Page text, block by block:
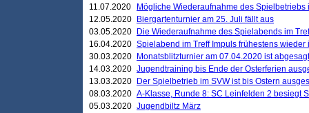
11.07.2020
Mögliche Wiederaufnahme des Spielbetriebs
12.05.2020
Biergartenturnier am 25. Juli fällt aus
03.05.2020
Die Wiederaufnahme des Spielabends im
16.04.2020 Spielabend im Treff Impuls frühestens wieder
30.03.2020
Monatsblitzturnier am 07.04.2020 ist abgesagt
14.03.2020 Jugendtraining bis Ende der Osterferien
13.03.2020
Der Spielbetrieb im SVW ist bis Ostern
08.03.2020 A-Klasse, Runde 8: SC Leinfelden 2 besiegt
05.03.2020 Jugendbiltz März